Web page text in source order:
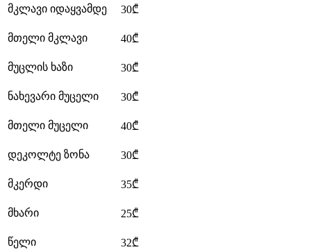
მკლავი იდაყვამდე 30₾
მთელი მკლავი 40₾
მუცლის ხაზი 30₾
ნახევარი მუცელი 30₾
მთელი მუცელი 40₾
დეკოლტე ზონა 30₾
მკერდი 35₾
მხარი 25₾
წელი 32₾